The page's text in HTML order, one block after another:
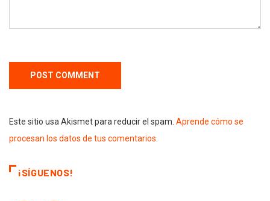
Este sitio usa Akismet para reducir el spam. Aprende cómo se
procesan los datos de tus comentarios
¡SÍGUENOS!